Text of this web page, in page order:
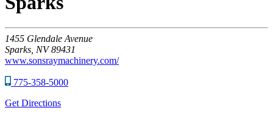
1455 Glendale Avenue
Sparks, NV 89431
www.sonsraymachinery.com/
775-358-5000
Get Directions